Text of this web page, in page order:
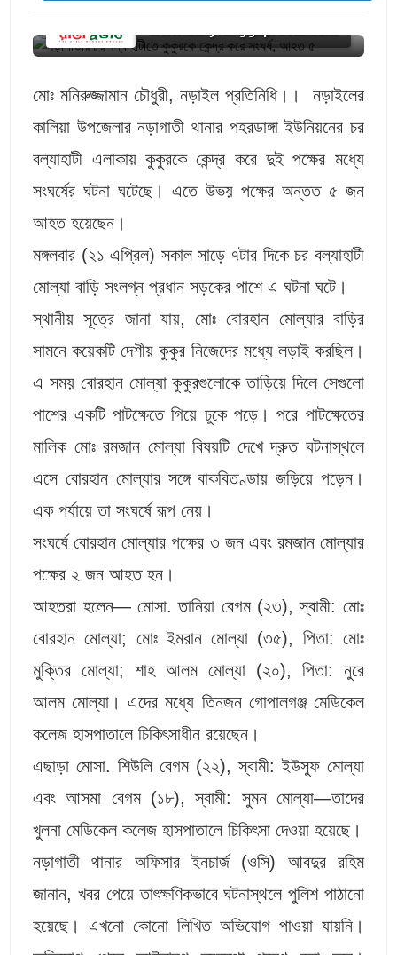
মোঃ মনিরুজ্জামান চৌধুরী, নড়াইল প্রতিনিধি।। নড়াইলের
কালিয়া উপজেলার নড়াগাতী থানার পহরডাঙ্গা ইউনিয়নের চর
বল্যাহাটী এলাকায় কুকুরকে কেন্দ্র করে দুই পক্ষের মধ্যে
সংঘর্ষের ঘটনা ঘটেছে। এতে উভয় পক্ষের অন্তত ৫ জন
আহত হয়েছেন।
মঙ্গলবার (২১ এপ্রিল) সকাল সাড়ে ৭টার দিকে চর বল্যাহাটী
মোল্যা বাড়ি সংলগ্ন প্রধান সড়কের পাশে এ ঘটনা ঘটে।
স্থানীয় সূত্রে জানা যায়, মোঃ বোরহান মোল্যার বাড়ির
সামনে কয়েকটি দেশীয় কুকুর নিজেদের মধ্যে লড়াই করছিল।
এ সময় বোরহান মোল্যা কুকুরগুলোকে তাড়িয়ে দিলে সেগুলো
পাশের একটি পাটক্ষেতে গিয়ে ঢুকে পড়ে। পরে পাটক্ষেতের
মালিক মোঃ রমজান মোল্যা বিষয়টি দেখে দ্রুত ঘটনাস্থলে
এসে বোরহান মোল্যার সঙ্গে বাকবিতণ্ডায় জড়িয়ে পড়েন।
এক পর্যায়ে তা সংঘর্ষে রূপ নেয়।
সংঘর্ষে বোরহান মোল্যার পক্ষের ৩ জন এবং রমজান মোল্যার
পক্ষের ২ জন আহত হন।
আহতরা হলেন— মোসা. তানিয়া বেগম (২৩), স্বামী: মোঃ
বোরহান মোল্যা; মোঃ ইমরান মোল্যা (৩৫), পিতা: মোঃ
মুক্তির মোল্যা; শাহ আলম মোল্যা (২০), পিতা: নুরে
আলম মোল্যা। এদের মধ্যে তিনজন গোপালগঞ্জ মেডিকেল
কলেজ হাসপাতালে চিকিৎসাধীন রয়েছেন।
এছাড়া মোসা. শিউলি বেগম (২২), স্বামী: ইউসুফ মোল্যা
এবং আসমা বেগম (১৮), স্বামী: সুমন মোল্যা—তাদের
খুলনা মেডিকেল কলেজ হাসপাতালে চিকিৎসা দেওয়া হয়েছে।
নড়াগাতী থানার অফিসার ইনচার্জ (ওসি) আবদুর রহিম
জানান, খবর পেয়ে তাৎক্ষণিকভাবে ঘটনাস্থলে পুলিশ পাঠানো
হয়েছে। এখনো কোনো লিখিত অভিযোগ পাওয়া যায়নি।